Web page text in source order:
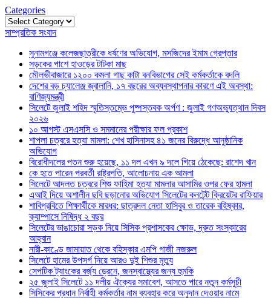
Categories
Categories
সাম্প্রতিক সংবাদ
সুনামগঞ্জে কলেজছাত্রীকে ধর্ষণের অভিযোগ, মসজিদের ইমাম গ্রেপ্তার
সড়কের পাশে হাওড়ের টাটকা মাছ
মৌলভীবাজারে ১২০০ কমলা গাছ কাটা বনবিভাগের সেই কর্মকর্তাকে বদলি
দেশের বড় চ্যালেঞ্জ জ্বালানি, ১৭ বছরের অব্যবস্থাপনার কারণে এই অবস্থা:
বাণিজ্যমন্ত্রী
সিলেটে জুলাই শহিদ স্মৃতিস্তম্ভে পুষ্পস্তবক অর্পণ : জুলাই গণঅভ্যুত্থান দিবস
২০২৬
১০ আগস্ট এসএসসি ও সমমানের পরীক্ষার ফল প্রকাশ
শাপলা চত্বরে হত্যা মামলা: শেখ হাসিনাসহ ৪১ জনের বিরুদ্ধে আনুষ্ঠানিক
অভিযোগ
বিরোধীদলের পতন শুরু হয়েছে, ১১ দল এখন ৯ দলে গিয়ে ঠেকেছে: রাশেদ খান
কে হতে পারেন পরবর্তী রাষ্ট্রপতি, আলোচনায় এক আমলা
সিলেটে আদলত চত্বরে শিশু ফাহিমা হত্যা মামলার আসামির ওপর ফের হামলা
এআই দিয়ে অশালীন ছবি ছড়ানোর অভিযোগ সিলেটের কনটেন্ট ক্রিয়েটর রাফিয়ার
শাবিপ্রবিতে শিক্ষার্থীকে মারধর: ছাত্রদল নেতা হাসিবুর ও তারেক বহিষ্কার,
ক্যাম্পাসে নিষিদ্ধ ২ বছর
সিলেটের ভাঙাচোরা সড়ক নিয়ে সিসিক প্রশাসকের ক্ষোভ, দ্রুত সংস্কারের
আহ্বান
নারী-কাণ্ডে জামায়াত থেকে বহিস্কার এমপি গাজী নজরুল
সিলেটে হামের উপসর্গ নিয়ে আরও দুই শিশুর মৃত্যু
সেপটিক ট্যাংকের বর্জ্য ড্রেনে, জনস্বাস্থ্যের জন্য হুমকি
২৫ জুলাই সিলেটে ১১ দলীয় ঐক্যের সমাবেশ, আসতে পারে নতুন কর্মসুচী
সিসিকের প্রধান নির্বাহী কর্মকর্তার নাম ব্যবহার করে অনুদান দেওয়ার নামে